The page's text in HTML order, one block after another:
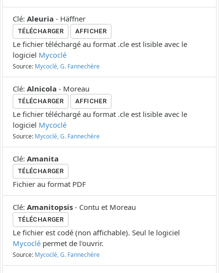
Clé: Aleuria - Häffner
TÉLÉCHARGER AFFICHER
Le fichier téléchargé au format .cle est lisible avec le
logiciel Mycoclé
Source: Mycoclé, G. Fannechère
Clé: Alnicola - Moreau
TÉLÉCHARGER AFFICHER
Le fichier téléchargé au format .cle est lisible avec le
logiciel Mycoclé
Source: Mycoclé, G. Fannechère
Clé: Amanita
TÉLÉCHARGER
Fichier au format PDF
Clé: Amanitopsis - Contu et Moreau
TÉLÉCHARGER
Le fichier est codé (non affichable). Seul le logiciel
Mycoclé permet de l'ouvrir.
Source: Mycoclé, G. Fannechère